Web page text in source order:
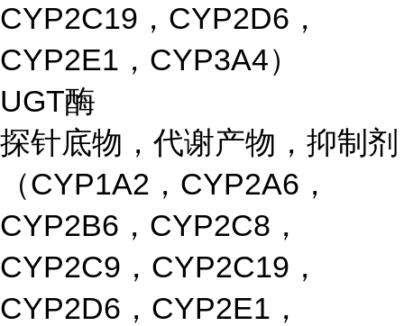
CYP2C19，CYP2D6，
CYP2E1，CYP3A4）
UGT酶
探针底物，代谢产物，抑制剂
（CYP1A2，CYP2A6，
CYP2B6，CYP2C8，
CYP2C9，CYP2C19，
CYP2D6，CYP2E1，